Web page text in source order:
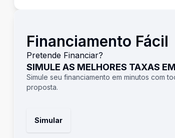
Financiamento Fácil
Pretende Financiar?
SIMULE AS MELHORES TAXAS
Simule seu financiamento em minutos com
proposta.
Simular